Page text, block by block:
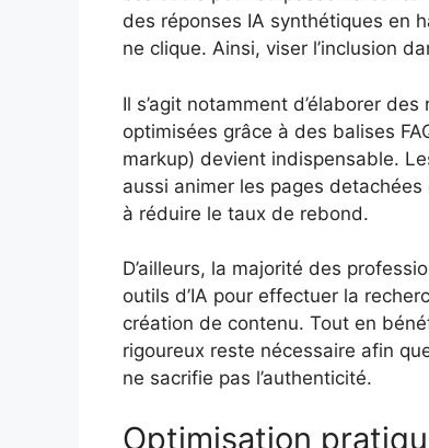
des réponses IA synthétiques en
ne clique. Ainsi, viser l’inclusion
Il s’agit notamment d’élaborer
optimisées grâce à des balises
markup) devient indispensable.
aussi animer les pages
à réduire le taux de rebond.
D’ailleurs, la majorité des
outils d’IA pour effectuer la
création de contenu. Tout en
rigoureux reste nécessaire afin
ne sacrifie pas l’authenticité.
Optimisation